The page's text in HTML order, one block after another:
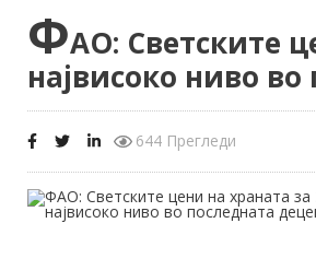
ФАО: Светските
највисоко ниво
644 Прегледи